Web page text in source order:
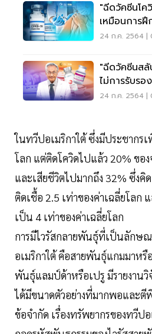
"ฉีดวัคซีนโ
เหมือนการ
รู้จักข้าศึก
24 ก.ค. 2564 |
"ฉีดวัคซีนส
ไม่การรับรอ
อันตราย
24 ก.ค. 2564 |
ในทวีปอเมริกาใต้ ซึ่งมีประชากร
โลก แต่ติดโควิดไปแล้ว 20% ขอ
และเสียชีวิตไปมากถึง 32% ซึ่งคิ
ติดเชื้อ 2.5 เท่าของค่าเฉลี่ยโลก
เป็น 4 เท่าของค่าเฉลี่ยโลก
การมีไวรัสกลายพันธุ์ที่เป็นลักษ
อเมริกาใต้ คือสายพันธุ์แกมมาหรื
พันธุ์แลมป์ด้าหรือเปรู มีรายงานวิ
ได้มีขนาดตัวอย่างที่มากพอและตี
ข้อจำกัด เรื่องทรัพยากรของทวีป